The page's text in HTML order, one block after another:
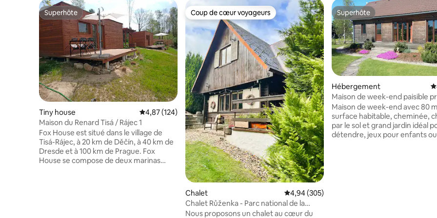
Superhôte
Superhôte
Tiny house Évaluation moyenne sur la base de 124 commentaires : 4,87 sur 5
4,87 (124)
Maison du Renard Tisá / Rájec 1
Fox House est situé dans le village de
Tisá-Rájec, à 20 km de Děčín, à 40 km de
Dresde et à 100 km de Prague. Fox
House se compose de deux marinas
Coup de cœur voyageurs
Coup de cœur voyageurs
Chalet Évaluation moyenne sur la base de 305
4,94 (305)
Chalet Růženka - Parc national de la
Suisse tchèque
Nous proposons un chalet au cœur du
Superhôte
Superhôte
Hébergement
Maison de week-end paisible
ville rocheuse de Tisá
Maison de week-end avec 80
surface habitable, cheminée,
par le sol et grand jardin idéal
détendre, jeux pour enfants ou